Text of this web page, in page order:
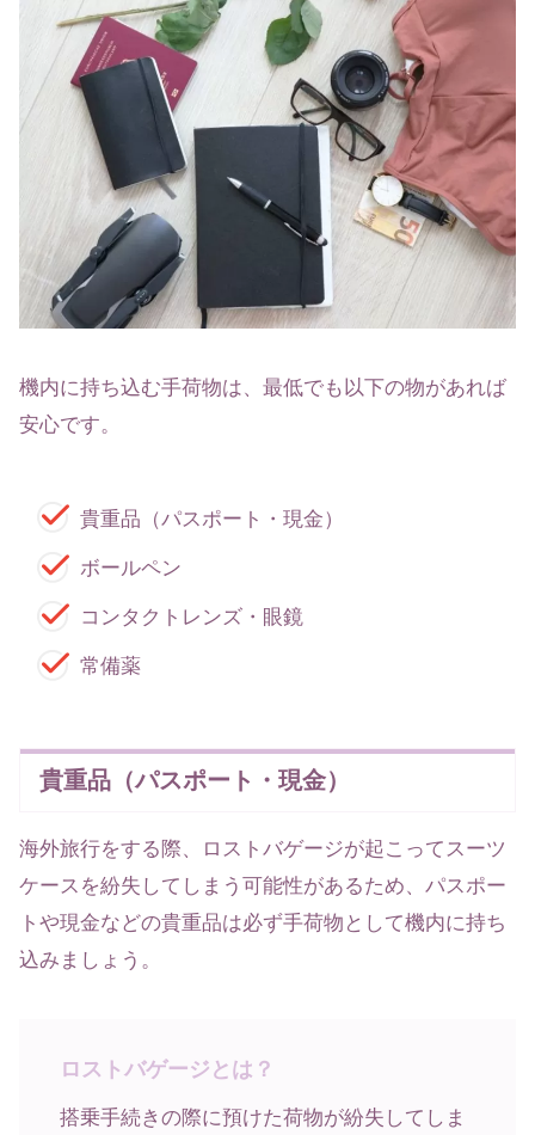
機内に持ち込む手荷物は、最低でも以下の物があれば
安心です。
貴重品（パスポート・現金）
ボールペン
コンタクトレンズ・眼鏡
常備薬
貴重品（パスポート・現金）
海外旅行をする際、ロストバゲージが起こってスーツ
ケースを紛失してしまう可能性があるため、パスポー
トや現金などの貴重品は必ず手荷物として機内に持ち
込みましょう。
ロストバゲージとは？
搭乗手続きの際に預けた荷物が紛失してしま